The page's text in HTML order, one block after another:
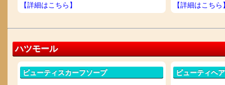
【詳細はこちら】 【詳細はこちら
ハツモール
ビューティスカーフソープ ビューティヘ